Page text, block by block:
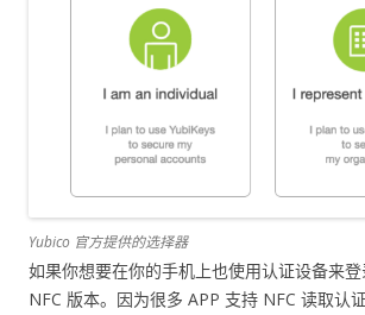
Yubico 官方提供的选择器
如果你想要在你的手机上也使用认证设备来
NFC 版本。因为很多 APP 支持 NFC 读取认